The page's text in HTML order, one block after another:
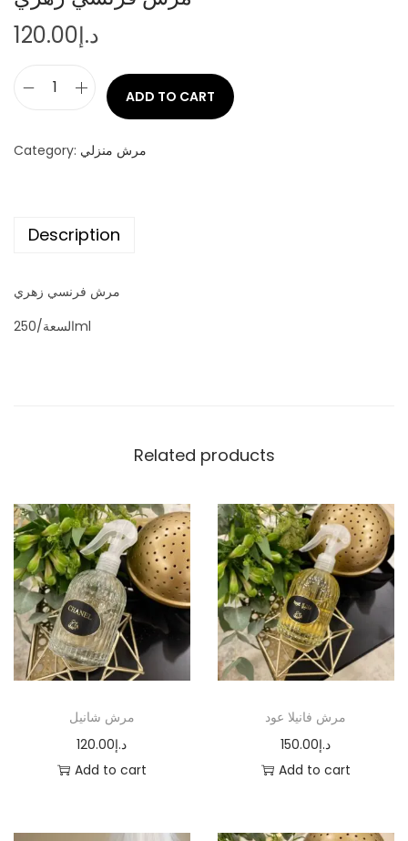
د.إ120.00
ش
ز
ه
t
i
t
y
ADD TO CART
Category: مرش منزلي
Description
مرش فرنسي زهري
السعة/250ml
Related products
مرش شانيل
د.إ120.00
Add to cart
مرش فانيلا عود
د.إ150.00
Add to cart